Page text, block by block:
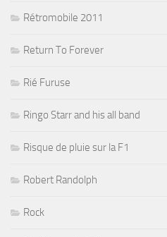
Rétromobile 2011
Return To Forever
Rié Furuse
Ringo Starr and his all band
Risque de pluie sur la F1
Robert Randolph
Rock